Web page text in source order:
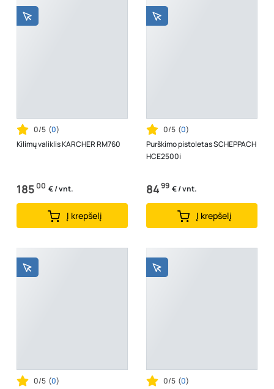
0/5 (0)
Kilimų valiklis KARCHER RM760
18500 € / vnt.
Į krepšelį
0/5 (0)
Purškimo pistoletas SCHEPPACH
HCE2500i
8499 € / vnt.
Į krepšelį
0/5 (0)
0/5 (0)